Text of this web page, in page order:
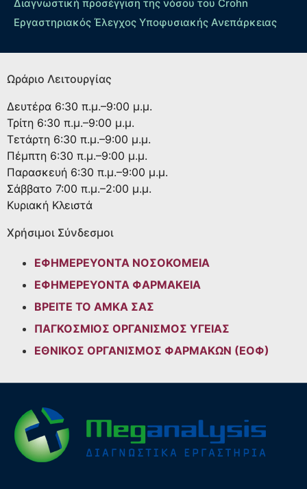
Διαγνωστική προσέγγιση της νόσου του Crohn
Εργαστηριακός Έλεγχος Υποφυσιακής Ανεπάρκειας
Ωράριο Λειτουργίας
Δευτέρα 6:30 π.μ.–9:00 μ.μ.
Τρίτη 6:30 π.μ.–9:00 μ.μ.
Τετάρτη 6:30 π.μ.–9:00 μ.μ.
Πέμπτη 6:30 π.μ.–9:00 μ.μ.
Παρασκευή 6:30 π.μ.–9:00 μ.μ.
Σάββατο 7:00 π.μ.–2:00 μ.μ.
Κυριακή Κλειστά
Χρήσιμοι Σύνδεσμοι
ΕΦΗΜΕΡΕΥΟΝΤΑ ΝΟΣΟΚΟΜΕΙΑ
ΕΦΗΜΕΡΕΥΟΝΤΑ ΦΑΡΜΑΚΕΙΑ
ΒΡΕΙΤΕ ΤΟ ΑΜΚΑ ΣΑΣ
ΠΑΓΚΟΣΜΙΟΣ ΟΡΓΑΝΙΣΜΟΣ ΥΓΕΙΑΣ
ΕΘΝΙΚΟΣ ΟΡΓΑΝΙΣΜΟΣ ΦΑΡΜΑΚΩΝ (ΕΟΦ)